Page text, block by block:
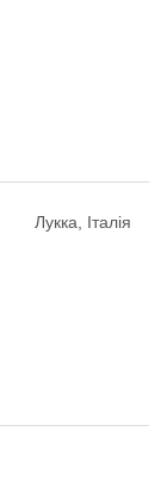
Лукка, Італія